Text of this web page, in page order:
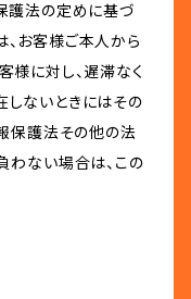
護法の定めに基づ
お客様ご本人から
様に対し、遅滞なく
しないときにはその
報保護法その他の法
わない場合は、この